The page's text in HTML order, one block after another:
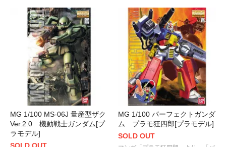
MG 1/100 MS-06J 量産型ザク
Ver.2.0 機動戦士ガンダム[プ
ラモデル]
MG 1/100 パーフェクトガンダ
ム プラモ狂四郎[プラモデル]
SOLD OUT